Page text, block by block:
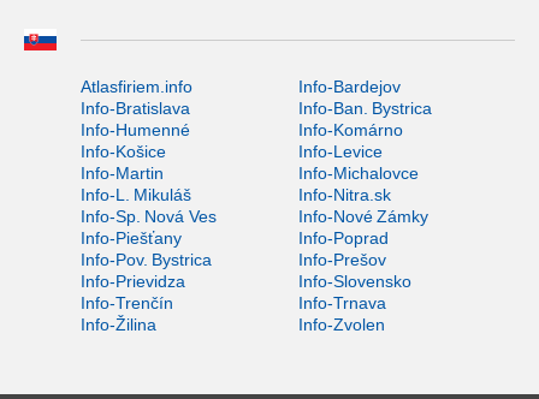
Atlasfiriem.info
Info-Bardejov
Info-Bratislava
Info-Ban. Bystrica
Info-Humenné
Info-Komárno
Info-Košice
Info-Levice
Info-Martin
Info-Michalovce
Info-L. Mikuláš
Info-Nitra.sk
Info-Sp. Nová Ves
Info-Nové Zámky
Info-Piešťany
Info-Poprad
Info-Pov. Bystrica
Info-Prešov
Info-Prievidza
Info-Slovensko
Info-Trenčín
Info-Trnava
Info-Žilina
Info-Zvolen